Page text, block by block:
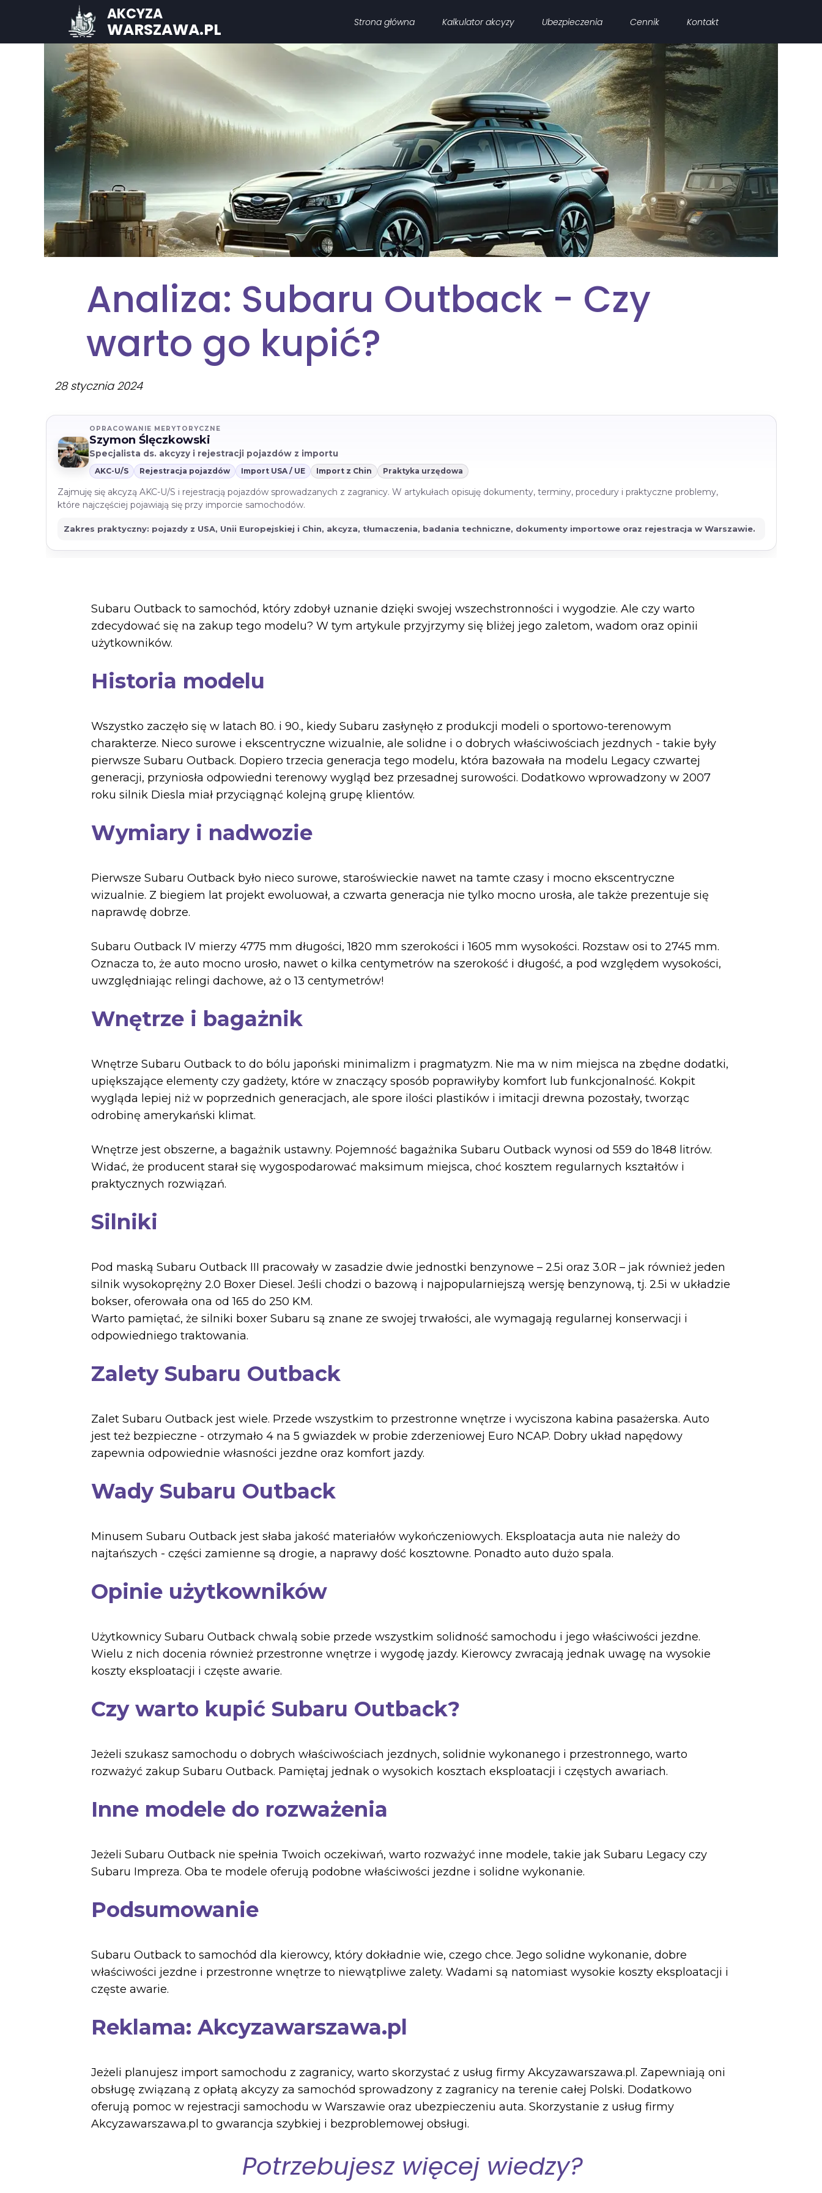
Strona główna Kalkulator akcyzy Ubezpieczenia Cennik Kontakt
AKCYZA
WARSZAWA.PL
28 stycznia 2024
Analiza: Subaru Outback - Czy
warto go kupić?
Subaru Outback to samochód, który zdobył uznanie dzięki swojej wszechstronności i wygodzie. Ale czy warto
zdecydować się na zakup tego modelu? W tym artykule przyjrzymy się bliżej jego zaletom, wadom oraz opinii
użytkowników.
Historia modelu
Wszystko zaczęło się w latach 80. i 90., kiedy Subaru zasłynęło z produkcji modeli o sportowo-terenowym
charakterze. Nieco surowe i ekscentryczne wizualnie, ale solidne i o dobrych właściwościach jezdnych - takie były
pierwsze Subaru Outback. Dopiero trzecia generacja tego modelu, która bazowała na modelu Legacy czwartej
generacji, przyniosła odpowiedni terenowy wygląd bez przesadnej surowości. Dodatkowo wprowadzony w 2007
roku silnik Diesla miał przyciągnąć kolejną grupę klientów.
Wymiary i nadwozie
Pierwsze Subaru Outback było nieco surowe, staroświeckie nawet na tamte czasy i mocno ekscentryczne
wizualnie. Z biegiem lat projekt ewoluował, a czwarta generacja nie tylko mocno urosła, ale także prezentuje się
naprawdę dobrze.
Subaru Outback IV mierzy 4775 mm długości, 1820 mm szerokości i 1605 mm wysokości. Rozstaw osi to 2745 mm.
Oznacza to, że auto mocno urosło, nawet o kilka centymetrów na szerokość i długość, a pod względem wysokości,
uwzględniając relingi dachowe, aż o 13 centymetrów!
Wnętrze i bagażnik
Wnętrze Subaru Outback to do bólu japoński minimalizm i pragmatyzm. Nie ma w nim miejsca na zbędne dodatki,
upiększające elementy czy gadżety, które w znaczący sposób poprawiłyby komfort lub funkcjonalność. Kokpit
wygląda lepiej niż w poprzednich generacjach, ale spore ilości plastików i imitacji drewna pozostały, tworząc
odrobinę amerykański klimat.
Wnętrze jest obszerne, a bagażnik ustawny. Pojemność bagażnika Subaru Outback wynosi od 559 do 1848 litrów.
Widać, że producent starał się wygospodarować maksimum miejsca, choć kosztem regularnych kształtów i
praktycznych rozwiązań.
Silniki
Pod maską Subaru Outback III pracowały w zasadzie dwie jednostki benzynowe – 2.5i oraz 3.0R – jak również jeden
silnik wysokoprężny 2.0 Boxer Diesel. Jeśli chodzi o bazową i najpopularniejszą wersję benzynową, tj. 2.5i w układzie
bokser, oferowała ona od 165 do 250 KM.
Warto pamiętać, że silniki boxer Subaru są znane ze swojej trwałości, ale wymagają regularnej konserwacji i
odpowiedniego traktowania.
Zalety Subaru Outback
Zalet Subaru Outback jest wiele. Przede wszystkim to przestronne wnętrze i wyciszona kabina pasażerska. Auto
jest też bezpieczne - otrzymało 4 na 5 gwiazdek w probie zderzeniowej Euro NCAP. Dobry układ napędowy
zapewnia odpowiednie własności jezdne oraz komfort jazdy.
Wady Subaru Outback
Minusem Subaru Outback jest słaba jakość materiałów wykończeniowych. Eksploatacja auta nie należy do
najtańszych - części zamienne są drogie, a naprawy dość kosztowne. Ponadto auto dużo spala.
Opinie użytkowników
Użytkownicy Subaru Outback chwalą sobie przede wszystkim solidność samochodu i jego właściwości jezdne.
Wielu z nich docenia również przestronne wnętrze i wygodę jazdy. Kierowcy zwracają jednak uwagę na wysokie
koszty eksploatacji i częste awarie.
Czy warto kupić Subaru Outback?
Jeżeli szukasz samochodu o dobrych właściwościach jezdnych, solidnie wykonanego i przestronnego, warto
rozważyć zakup Subaru Outback. Pamiętaj jednak o wysokich kosztach eksploatacji i częstych awariach.
Inne modele do rozważenia
Jeżeli Subaru Outback nie spełnia Twoich oczekiwań, warto rozważyć inne modele, takie jak Subaru Legacy czy
Subaru Impreza. Oba te modele oferują podobne właściwości jezdne i solidne wykonanie.
Podsumowanie
Subaru Outback to samochód dla kierowcy, który dokładnie wie, czego chce. Jego solidne wykonanie, dobre
właściwości jezdne i przestronne wnętrze to niewątpliwe zalety. Wadami są natomiast wysokie koszty eksploatacji i
częste awarie.
Reklama: Akcyzawarszawa.pl
Jeżeli planujesz import samochodu z zagranicy, warto skorzystać z usług firmy Akcyzawarszawa.pl. Zapewniają oni
obsługę związaną z opłatą akcyzy za samochód sprowadzony z zagranicy na terenie całej Polski. Dodatkowo
oferują pomoc w rejestracji samochodu w Warszawie oraz ubezpieczeniu auta. Skorzystanie z usług firmy
Akcyzawarszawa.pl to gwarancja szybkiej i bezproblemowej obsługi.
Potrzebujesz więcej wiedzy?
OPRACOWANIE MERYTORYCZNE
Szymon Ślęczkowski
Specjalista ds. akcyzy i rejestracji pojazdów z importu
AKC-U/S Rejestracja pojazdów Import USA / UE Import z Chin Praktyka urzędowa
Zajmuję się akcyzą AKC-U/S i rejestracją pojazdów sprowadzanych z zagranicy. W artykułach opisuję dokumenty, terminy, procedury i praktyczne problemy,
które najczęściej pojawiają się przy imporcie samochodów.
Zakres praktyczny: pojazdy z USA, Unii Europejskiej i Chin, akcyza, tłumaczenia, badania techniczne, dokumenty importowe oraz rejestracja w Warszawie.